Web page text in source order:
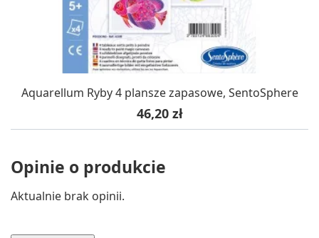
Aquarellum Ryby 4 plansze zapasowe, SentoSphere
Cena
46,20 zł
Opinie o produkcie
Aktualnie brak opinii.